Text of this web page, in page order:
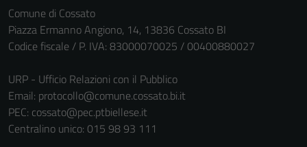
Comune di Cossato
Piazza Ermanno Angiono, 14, 13836 Cossato BI
Codice fiscale / P. IVA: 83000070025 / 00400880027
URP - Ufficio Relazioni con il Pubblico
Email: protocollo@comune.cossato.bi.it
PEC: cossato@pec.ptbiellese.it
Centralino unico: 015 98 93 111
informazioni
personali.